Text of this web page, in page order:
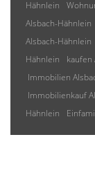
Hähnlein
Alsbach-Hähnlein
Alsbach-Hähnlein
Hähnlein
kaufen
Immobilien
Immobilienkauf
Hähnlein